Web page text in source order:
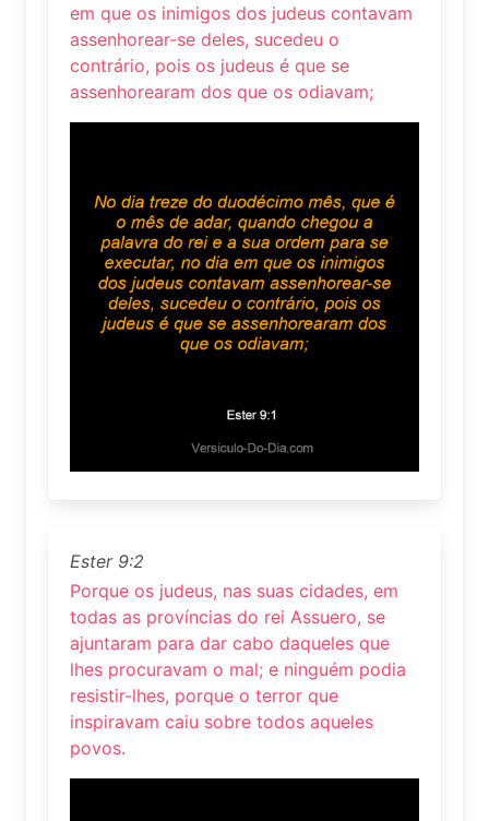
em que os inimigos dos judeus contavam
assenhorear-se deles, sucedeu o
contrário, pois os judeus é que se
assenhorearam dos que os odiavam;
Ester 9:2
Porque os judeus, nas suas cidades, em
todas as províncias do rei Assuero, se
ajuntaram para dar cabo daqueles que
lhes procuravam o mal; e ninguém podia
resistir-lhes, porque o terror que
inspiravam caiu sobre todos aqueles
povos.